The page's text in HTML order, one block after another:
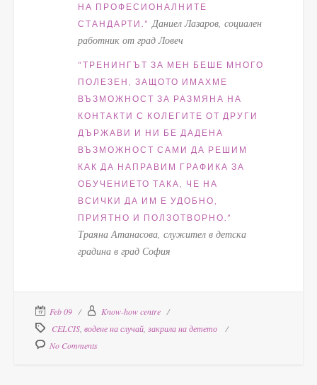
НА ПРОФЕСИОНАЛНИТЕ
СТАНДАРТИ.” Даниел Лазаров, социален
работник от град Ловеч
“Т РЕНИНГЪТ ЗА МЕН БЕШЕ МНОГО
ПОЛЕЗЕН, ЗАЩОТО ИМАХМЕ
ВЪЗМОЖНОСТ ЗА РАЗМЯНА НА
КОНТАКТИ С КОЛЕГИТЕ ОТ ДРУГИ
ДЪРЖАВИ И НИ БЕ ДАДЕНА
ВЪЗМОЖНОСТ САМИ ДА РЕШИМ
КАК ДА НАПРАВИМ ГРАФИКА ЗА
ОБУЧЕНИЕТО ТАКА, ЧЕ НА
ВСИЧКИ ДА ИМ Е УДОБНО,
ПРИЯТНО И ПОЛЗОТВОРНО.”
Траяна Атанасова, служител в детска
градина в град София
Feb 09
Know-how centre
CELCIS водене на случай закрила на детето
No Comments